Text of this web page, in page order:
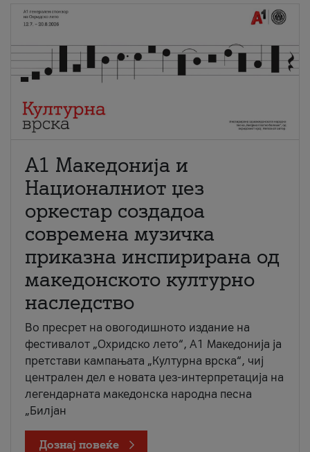
А1 Македонија и
Националниот џез
оркестар создадоа
современа музичка
приказна инспирирана од
македонското културно
наследство
Во пресрет на овогодишното издание на
фестивалот „Охридско лето“, А1 Македонија ја
претстави кампањата „Културна врска“, чиј
централен дел е новата џез-интерпретација на
легендарната македонска народна песна
„Билјан
Дознај повеќе